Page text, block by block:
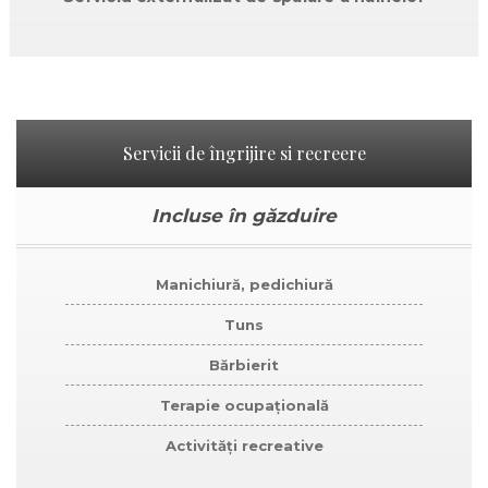
Servicii de îngrijire si recreere
Incluse în găzduire
Manichiură, pedichiură
Tuns
Bărbierit
Terapie ocupațională
Activități recreative